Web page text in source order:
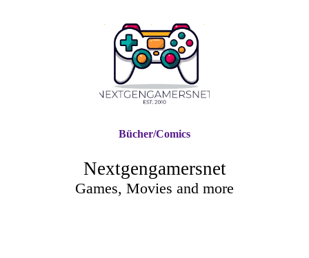
Nextgengamersnet
Games, Movies and more
Bücher/Comics